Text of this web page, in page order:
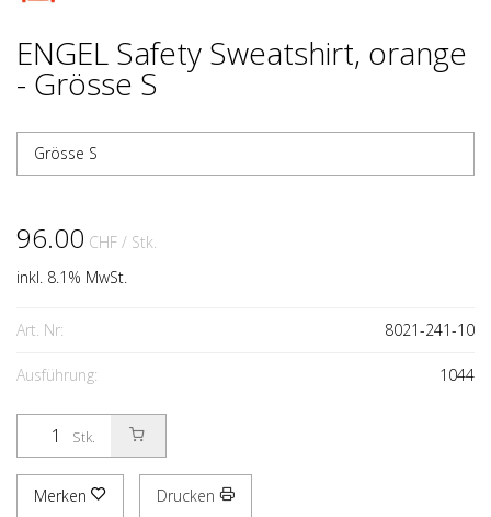
ENGEL Safety Sweatshirt, orange
- Grösse S
Grösse S
96.00 CHF / Stk.
inkl. 8.1% MwSt.
Art. Nr: 8021-241-10
Ausführung: 1044
Stk.
Merken Drucken